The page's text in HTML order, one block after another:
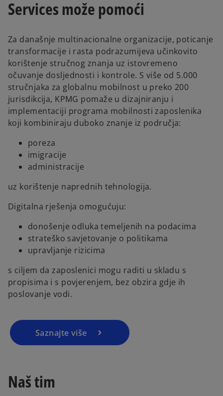
Services može pomoći
Za današnje multinacionalne organizacije, poticanje
transformacije i rasta podrazumijeva učinkovito
korištenje stručnog znanja uz istovremeno
očuvanje dosljednosti i kontrole. S više od 5.000
stručnjaka za globalnu mobilnost u preko 200
jurisdikcija, KPMG pomaže u dizajniranju i
implementaciji programa mobilnosti zaposlenika
koji kombiniraju duboko znanje iz područja:
poreza
imigracije
administracije
uz korištenje naprednih tehnologija.
Digitalna rješenja omogućuju:
donošenje odluka temeljenih na podacima
strateško savjetovanje o politikama
upravljanje rizicima
s ciljem da zaposlenici mogu raditi u skladu s
propisima i s povjerenjem, bez obzira gdje ih
poslovanje vodi.
Saznajte više
Naš tim